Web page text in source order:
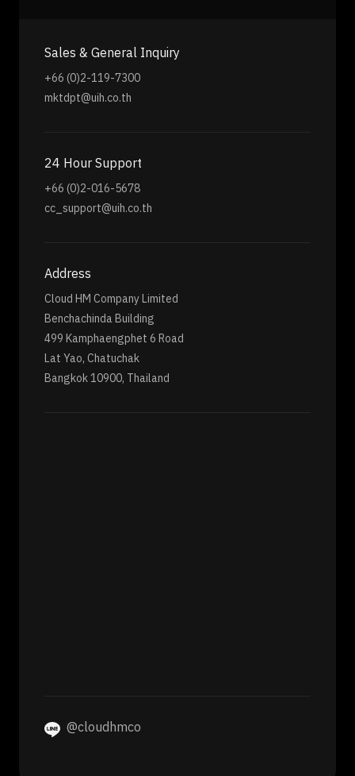
Sales & General Inquiry
+66 (0)2-119-7300
mktdpt@uih.co.th
24 Hour Support
+66 (0)2-016-5678
cc_support@uih.co.th
Address
Cloud HM Company Limited
Benchachinda Building
499 Kamphaengphet 6 Road
Lat Yao, Chatuchak
Bangkok 10900, Thailand
@cloudhmco